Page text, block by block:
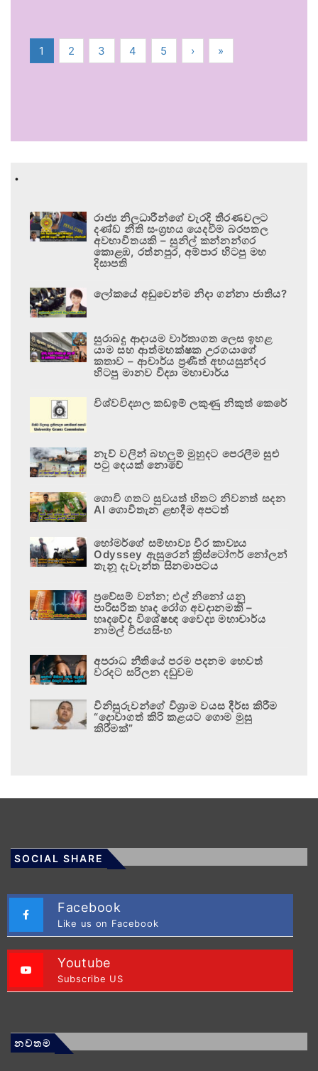
1 2 3 4 5 › »
.
රාජ්‍ය නිලධාරීන්ගේ වැරදි තීරණවලට
දණ්ඩ නීති සංග්‍රහය යෙදවීම බරපතල
අවභාවිතයකි – සුනිල් කන්නන්ගර
කොළඹ, රත්නපුර, අම්පාර හිටපු මහ
දිසාපති
ලෝකයේ අඩුවෙන්ම නිදා ගන්නා ජාතිය?
සුරාබදු ආදායම වාර්තාගත ලෙස ඉහළ
යාම සහ ආත්මභක්ෂක උරගයාගේ
කතාව – ආචාර්ය ප්‍රණීත් අභයසුන්දර
හිටපු මානව විද්‍යා මහාචාර්ය
විශ්වවිද්‍යාල කඩඉම් ලකුණු නිකුත් කෙරේ
නැව් වලින් බහලුම් මුහුදට පෙරලීම සුළු
පටු දෙයක් නොවේ
ගොවි ගතට සුවයත් හිතට නිවනත් සදන
AI ගොවිතැන ළඟදීම අපටත්
හෝමර්ගේ සම්භාව්‍ය වීර කාව්‍යය
Odyssey ඇසුරෙන් ක්‍රිස්ටෝෆර් නෝලන්
තැනූ දැවැන්ත සිනමාපටය
ප්‍රවේසම් වන්න; එල් නිනෝ යනු
පාරිසරික හෘද රෝග අවදානමකි –
හෘදවේද විශේෂඥ වෛද්‍ය මහාචාර්ය
නාමල් විජයසිංහ
අපරාධ නීතියේ පරම පදනම හෙවත්
වරදට සරිලන දඬුවම
විනිසුරුවන්ගේ විශ්‍රාම වයස දීර්ඝ කිරීම
“දොවාගත් කිරි කළයට ගොම මුසු
කිරීමක්”
SOCIAL SHARE
Facebook
Like us on Facebook
Youtube
Subscribe US
නවතම